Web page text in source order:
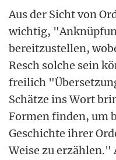
Aus der Sicht von
wichtig,
bereitzustellen,
Resch solche sein
freilich
Schätze ins Wort
Formen finden, um
Geschichte ihrer
Weise zu erzählen."